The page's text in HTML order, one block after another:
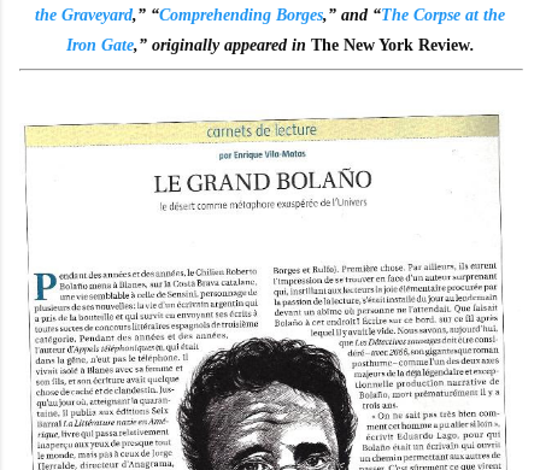
the Graveyard,” “Comprehending Borges,” and “The Corpse at the
Iron Gate,” originally appeared in The New York Review.